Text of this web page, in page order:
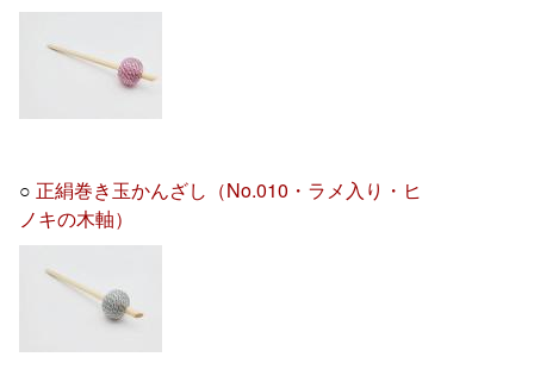
○ 正絹巻き玉かんざし（No.010・ラメ入り・ヒ
ノキの木軸）